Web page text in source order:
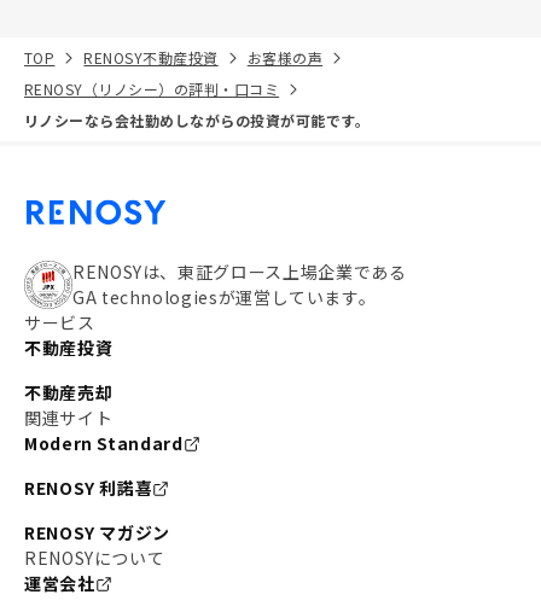
TOP RENOSY不動産投資
お客様の声
RENOSY（リノシー）の評判・口コミ
リノシーなら会社勤めしながらの投資が可能です。
RENOSYは、東証グロース上場企業である
GA technologiesが運営しています。
サービス
不動産投資
不動産売却
関連サイト
Modern Standard
RENOSY 利諾喜
RENOSY マガジン
RENOSYについて
運営会社